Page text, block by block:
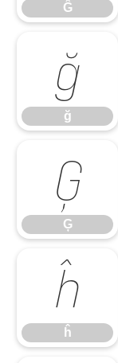
Ĝ
ğ
ğ
Ģ
Ģ
ĥ
ĥ